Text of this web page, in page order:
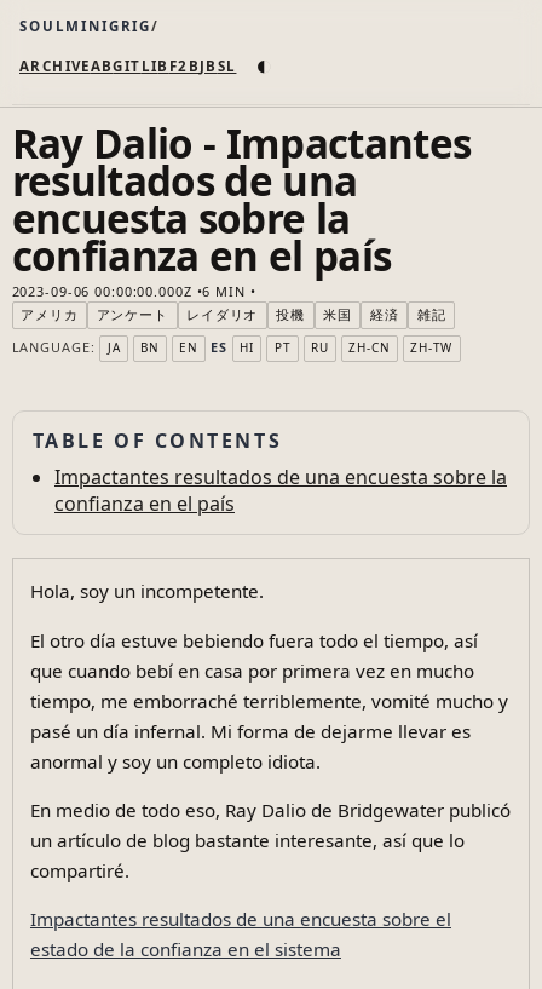
SOULMINIGRIG
ARCHIVEABGIT LIB F2B JB SL ◐
Ray Dalio - Impactantes
resultados de una
encuesta sobre la
confianza en el país
2023-09-06 00:00:00.000Z
6 MIN
アメリカ
アンケート レイダリオ 投機 米国 経済
雑記
LANGUAGE:
JA BN EN ES HI PT RU ZH-CN ZH-TW
TABLE OF CONTENTS
Impactantes resultados de una encuesta sobre la
confianza en el país
Hola, soy un incompetente.
El otro día estuve bebiendo fuera todo el tiempo, así
que cuando bebí en casa por primera vez en mucho
tiempo, me emborraché terriblemente, vomité mucho y
pasé un día infernal. Mi forma de dejarme llevar es
anormal y soy un completo idiota.
En medio de todo eso, Ray Dalio de Bridgewater publicó
un artículo de blog bastante interesante, así que lo
compartiré.
Impactantes resultados de una encuesta sobre el
estado de la confianza en el sistema